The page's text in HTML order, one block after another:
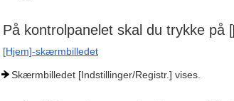
På kontrolpanelet skal du trykke på [
[Hjem]-skærmbilledet
Skærmbilledet [Indstillinger/Registr.] vises.